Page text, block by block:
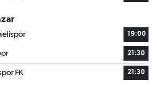
19:00
21:30
FK 21:30